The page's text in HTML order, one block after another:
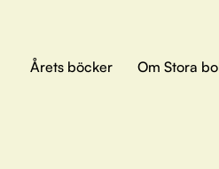
Årets böcker Om Stora